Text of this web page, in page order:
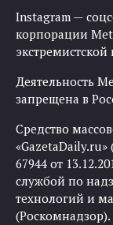
Instagram —
корпорации
Деятельность
запрещена в
Средство
67944 от
службой по
технологий и
(Роскомнадзор).